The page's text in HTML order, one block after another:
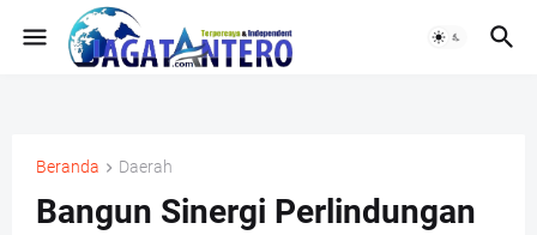
Beranda Daerah
Bangun Sinergi Perlindungan